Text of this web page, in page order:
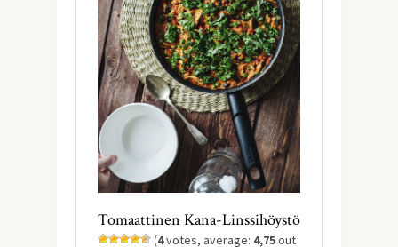
Tomaattinen Kana-Linssihöystö
(4votes, average: 4,75out